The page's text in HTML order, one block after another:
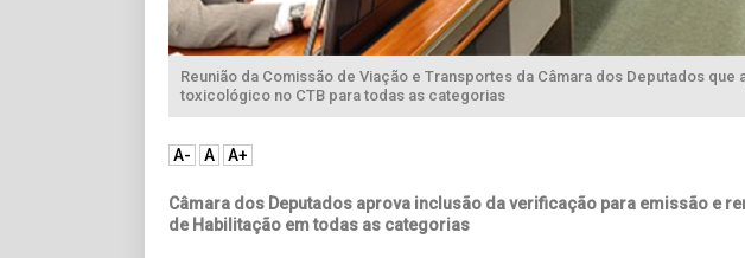
Reunião da Comissão de Viação e Transportes da Câmara dos Deputados que
toxicológico no CTB para todas as categorias
A- A A+
Câmara dos Deputados aprova inclusão da verificação para emissão e
de Habilitação em todas as categorias